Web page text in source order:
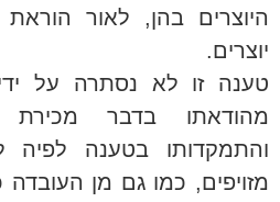
יוצרים.
טענה זו לא נסתרה על
מהודאתו בדבר מכירת
והתמקדותו בטענה לפיה
מזויפים, כמו גם מן